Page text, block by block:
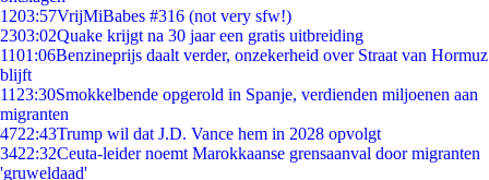
1203:57VrijMiBabes #316 (not very sfw!)
2303:02Quake krijgt na 30 jaar een gratis uitbreiding
1101:06Benzineprijs daalt verder, onzekerheid over Straat van Hormuz
blijft
11 23:30Smokkelbende opgerold in Spanje, verdienden miljoenen aan
migranten
4722:43Trump wil dat J.D. Vance hem in 2028 opvolgt
3422:32Ceuta-leider noemt Marokkaanse grensaanval door migranten
'gruweldaad'